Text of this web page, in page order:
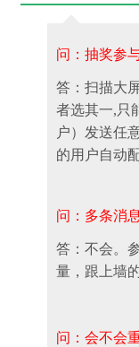
问：抽奖参
答：扫描大
者选其一,只
户）发送任
的用户自动
问：多条消
答：不会。
量，跟上墙
问：会不会